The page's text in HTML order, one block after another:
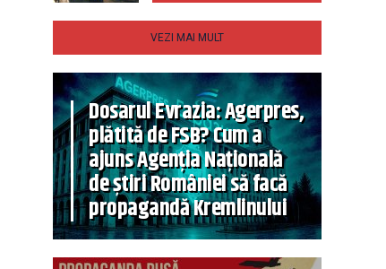
VEZI MAI MULT
Dosarul Evrazia: Agerpres,
plătită de FSB? Cum a
ajuns Agenția Națională
de știri României să facă
propagandă Kremlinului